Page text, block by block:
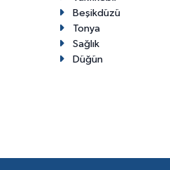
Beşikdüzü
Tonya
Sağlık
Düğün